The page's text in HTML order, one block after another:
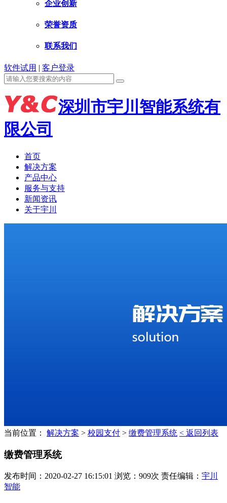
企业创新
荣誉资质
联系我们
软件试用 | 客户登录
深圳市宇川智能系统有
限公司
首页
解决方案
产品中心
服务与支持
新闻资讯
关于宇川
当前位置： 解决方案 > 校园支付 > 缴费管理系统 < 返回列表
缴费管理系统
发布时间：2020-02-27 16:15:01 浏览：909次 责任编辑： 宇川
智能